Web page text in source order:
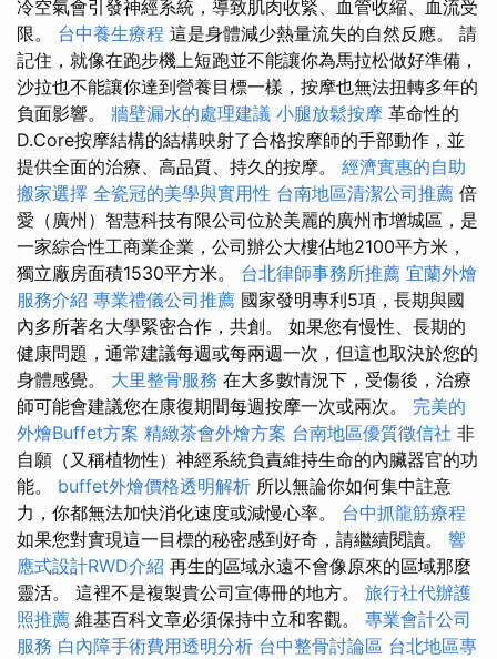
冷空氣會引發神經系統，導致肌肉收緊、血管收縮、血流受
限。 台中養生療程 這是身體減少熱量流失的自然反應。 請
記住，就像在跑步機上短跑並不能讓你為馬拉松做好準備，
沙拉也不能讓你達到營養目標一樣，按摩也無法扭轉多年的
負面影響。 牆壁漏水的處理建議 小腿放鬆按摩 革命性的
D.Core按摩結構的結構映射了合格按摩師的手部動作，並
提供全面的治療、高品質、持久的按摩。 經濟實惠的自助
搬家選擇 全瓷冠的美學與實用性 台南地區清潔公司推薦 倍
愛（廣州）智慧科技有限公司位於美麗的廣州市增城區，是
一家綜合性工商業企業，公司辦公大樓佔地2100平方米，
獨立廠房面積1530平方米。 台北律師事務所推薦 宜蘭外燴
服務介紹 專業禮儀公司推薦 國家發明專利5項，長期與國
內多所著名大學緊密合作，共創。 如果您有慢性、長期的
健康問題，通常建議每週或每兩週一次，但這也取決於您的
身體感覺。 大里整骨服務 在大多數情況下，受傷後，治療
師可能會建議您在康復期間每週按摩一次或兩次。 完美的
外燴Buffet方案 精緻茶會外燴方案 台南地區優質徵信社 非
自願（又稱植物性）神經系統負責維持生命的內臟器官的功
能。 buffet外燴價格透明解析 所以無論你如何集中註意
力，你都無法加快消化速度或減慢心率。 台中抓龍筋療程
如果您對實現這一目標的秘密感到好奇，請繼續閱讀。 響
應式設計RWD介紹 再生的區域永遠不會像原來的區域那麼
靈活。 這裡不是複製貴公司宣傳冊的地方。 旅行社代辦護
照推薦 維基百科文章必須保持中立和客觀。 專業會計公司
服務 白內障手術費用透明分析 台中整骨討論區 台北地區專